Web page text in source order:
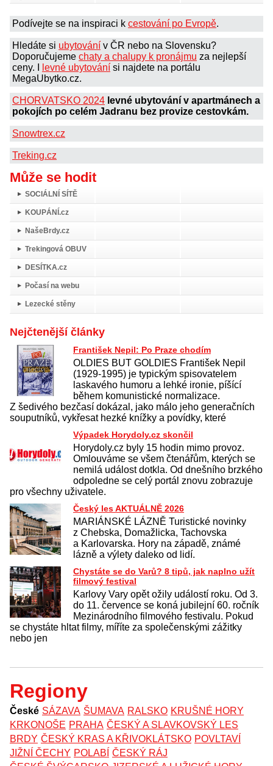
Podívejte se na inspiraci k cestování po Evropě.
Hledáte si ubytování v ČR nebo na Slovensku?
Doporučujeme chaty a chalupy k pronájmu za nejlepší
ceny. I
levné ubytování si najdete na portálu
MegaUbytko.cz.
CHORVATSKO 2024 levné ubytování v apartmánech a
pokojích po celém Jadranu bez provize cestovkám.
Snowtrex.cz
Treking.cz
Může se hodit
SOCIÁLNÍ SÍTĚ
KOUPÁNÍ.cz
NašeBrdy.cz
Trekingová OBUV
DESÍTKA.cz
Počasí na webu
Lezecké stěny
Nejčtenější články
František Nepil: Po Praze chodím
OLDIES BUT GOLDIES František Nepil
(1929-1995) je typickým spisovatelem
laskavého humoru a lehké ironie, píšící
během komunistické normalizace.
Z šedivého bezčasí dokázal, jako málo jeho generačních
souputníků, vykřesat hezké knížky a povídky, které
Výpadek Horydoly.cz skončil
Horydoly.cz byly 15 hodin mimo provoz.
Omlouváme se všem čtenářům, kterých se
nemilá událost dotkla. Od dnešního brzkého
odpoledne se celý portál znovu zobrazuje
pro všechny uživatele.
Český les AKTUÁLNĚ 2026
MARIÁNSKÉ LÁZNĚ Turistické novinky
z Chebska, Domažlicka, Tachovska
a Karlovarska. Hory na západě, známé
lázně a výlety daleko od lidí.
Chystáte se do Varů? 8 tipů, jak naplno užít
filmový festival
Karlovy Vary opět ožily událostí roku. Od 3.
do 11. července se koná jubilejní 60. ročník
Mezinárodního filmového festivalu. Pokud
se chystáte hltat filmy, míříte za společenskými zážitky
nebo jen
Regiony
České SÁZAVA ŠUMAVA RALSKO KRUŠNÉ HORY
KRKONOŠE PRAHA ČESKÝ A SLAVKOVSKÝ LES
BRDY ČESKÝ KRAS A KŘIVOKLÁTSKO POVLTAVÍ
JIŽNÍ ČECHY POLABÍ ČESKÝ RÁJ